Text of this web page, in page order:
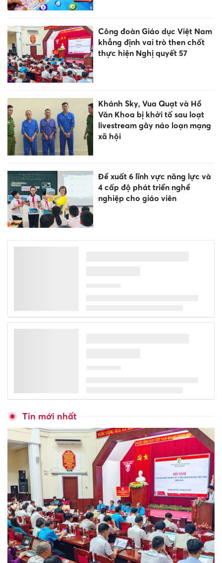
Công đoàn Giáo dục Việt Nam
khẳng định vai trò then chốt
thực hiện Nghị quyết 57
Khánh Sky, Vua Quạt và Hồ
Văn Khoa bị khởi tố sau loạt
livestream gây náo loạn mạng
xã hội
Đề xuất 6 lĩnh vực năng lực và
4 cấp độ phát triển nghề
nghiệp cho giáo viên
Tin mới nhất